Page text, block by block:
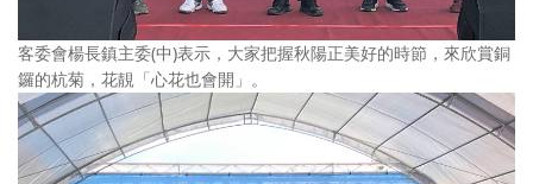
客委會楊長鎮主委(中)表示，大家把握秋陽正美好的時節，來欣賞銅
鑼的杭菊，花靚「心花也會開」。